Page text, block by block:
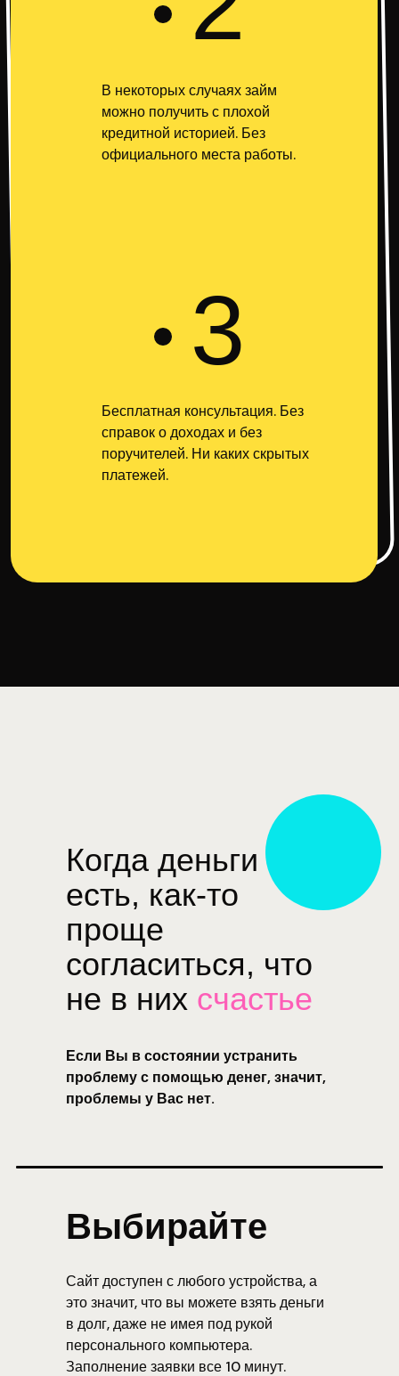
В некоторых случаях займ
можно получить с плохой
кредитной историей. Без
официального места работы.
3
Бесплатная консультация. Без
справок о доходах и без
поручителей. Ни каких скрытых
платежей.
Когда деньги
есть, как-то
проще
согласиться, что
не в них счастье
Если Вы в состоянии устранить
проблему с помощью денег, значит,
проблемы у Вас нет.
Сайт доступен с любого устройства, а
это значит, что вы можете взять деньги
в долг, даже не имея под рукой
персонального компьютера.
Заполнение заявки все 10 минут.
Выбирайте